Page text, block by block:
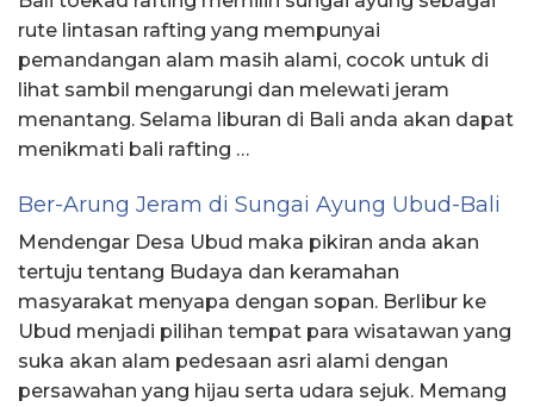
rute lintasan rafting yang mempunyai
pemandangan alam masih alami, cocok untuk di
lihat sambil mengarungi dan melewati jeram
menantang. Selama liburan di Bali anda akan dapat
menikmati bali rafting …
Ber-Arung Jeram di Sungai Ayung Ubud-Bali
Mendengar Desa Ubud maka pikiran anda akan
tertuju tentang Budaya dan keramahan
masyarakat menyapa dengan sopan. Berlibur ke
Ubud menjadi pilihan tempat para wisatawan yang
suka akan alam pedesaan asri alami dengan
persawahan yang hijau serta udara sejuk. Memang